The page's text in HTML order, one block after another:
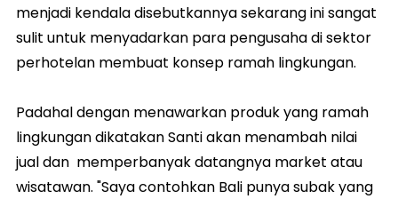
menjadi kendala disebutkannya sekarang ini sangat
sulit untuk menyadarkan para pengusaha di sektor
perhotelan membuat konsep ramah lingkungan.
Padahal dengan menawarkan produk yang ramah
lingkungan dikatakan Santi akan menambah nilai
jual dan memperbanyak datangnya market atau
wisatawan. "Saya contohkan Bali punya subak yang